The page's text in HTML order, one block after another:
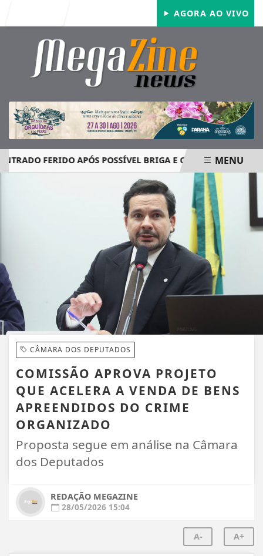
AGORA AO VIVO
FERIDO APÓS POSSÍVEL BRIGA E CASO GRAVEMENU
CÂMARA DOS DEPUTADOS
COMISSÃO APROVA PROJETO
QUE ACELERA A VENDA DE BENS
APREENDIDOS DO CRIME
ORGANIZADO
Proposta segue em análise na Câmara
dos Deputados
REDAÇÃO MEGAZINE
28/05/2026 15:04
A- A+